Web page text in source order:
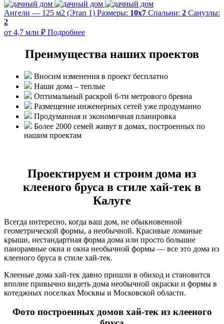
Ангели — 125 м2 (Этап 1) Размеры: 10х7 Спальни: 2 Санузлы:
2
от 4,7 млн ₽ Подробнее
Преимущества наших проектов
Вносим изменения в проект бесплатно
Наши дома – теплые
Оптимальный раскрой 6-ти метрового бревна
Размещение инженерных сетей уже продуманно
Продуманная и экономичная планировка
Более 2000 семей живут в домах, построенных по
нашим проектам
Проектируем и строим дома из
клееного бруса в стиле хай-тек в
Калуге
Всегда интересно, когда ваш дом, не обыкновенной
геометрической формы, а необычной. Красивые ломаные
крыши, нестандартная форма дома или просто большие
панорамные окна и окна необычной формы — все это дома из
клееного бруса в стиле хай-тек.
Клееные дома хай-тек давно пришли в обиход и становится
вполне привычно видеть дома необычной окраски и формы в
котеджных поселках Москвы и Московской области.
Фото построенных домов хай-тек из клееного